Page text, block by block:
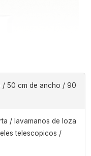
/ 50 cm de ancho / 90
/ lavamanos de loza
telescopicos /